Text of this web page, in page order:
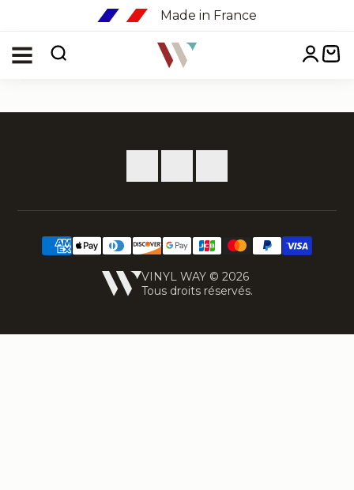
Made in France
Menu
VINYL WAY © 2026
Tous droits réservés.